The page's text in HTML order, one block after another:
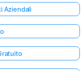
Aziendali